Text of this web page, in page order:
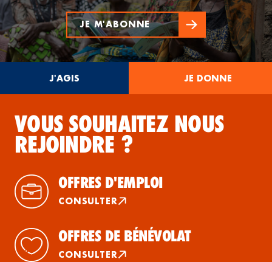
JE M'ABONNE
J'AGIS JE DONNE
VOUS SOUHAITEZ NOUS
REJOINDRE ?
OFFRES D'EMPLOI
CONSULTER
OFFRES DE BÉNÉVOLAT
CONSULTER